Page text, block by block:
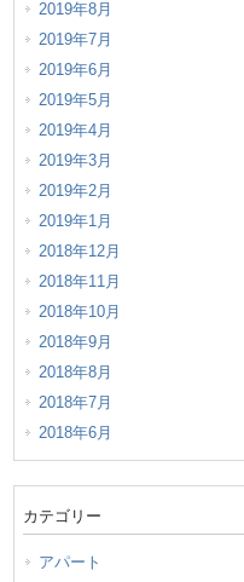
2019年8月
2019年7月
2019年6月
2019年5月
2019年4月
2019年3月
2019年2月
2019年1月
2018年12月
2018年11月
2018年10月
2018年9月
2018年8月
2018年7月
2018年6月
カテゴリー
アパート